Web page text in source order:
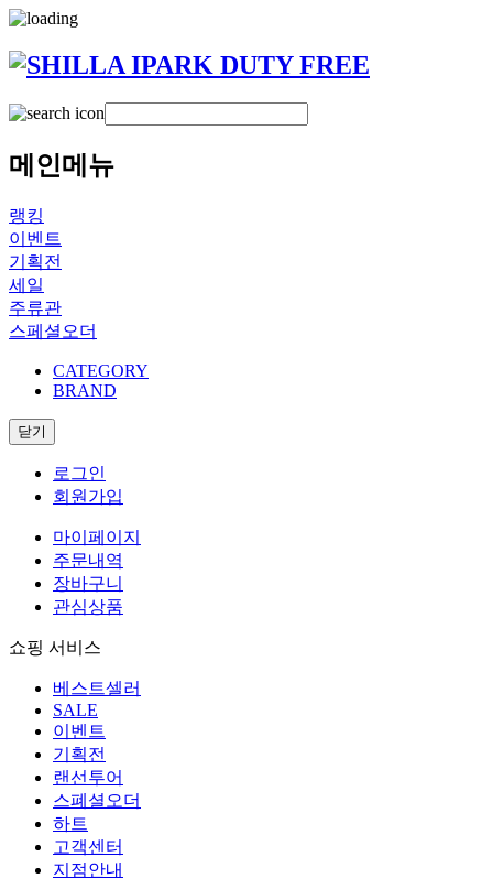
메인메뉴
랭킹
이벤트
기획전
세일
주류관
스페셜오더
CATEGORY
BRAND
닫기
로그인
회원가입
마이페이지
주문내역
장바구니
관심상품
쇼핑 서비스
베스트셀러
SALE
이벤트
기획전
랜선투어
스폐셜오더
하트
고객센터
지점안내